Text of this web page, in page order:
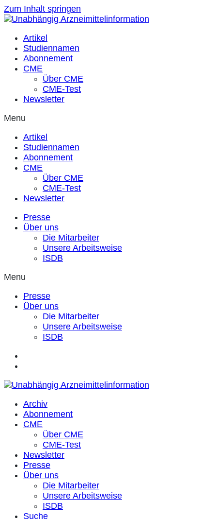
Zum Inhalt springen
Artikel
Studiennamen
Abonnement
CME
Über CME
CME-Test
Newsletter
Menu
Artikel
Studiennamen
Abonnement
CME
Über CME
CME-Test
Newsletter
Presse
Über uns
Die Mitarbeiter
Unsere Arbeitsweise
ISDB
Menu
Presse
Über uns
Die Mitarbeiter
Unsere Arbeitsweise
ISDB
Archiv
Abonnement
CME
Über CME
CME-Test
Newsletter
Presse
Über uns
Die Mitarbeiter
Unsere Arbeitsweise
ISDB
Suche